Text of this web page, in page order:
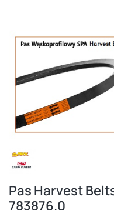
Pas Harvest
783876.0